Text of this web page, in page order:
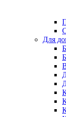
Для